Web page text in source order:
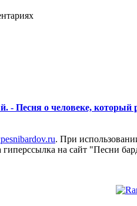
- Песня о человеке, который
. При
на сайт "Песни